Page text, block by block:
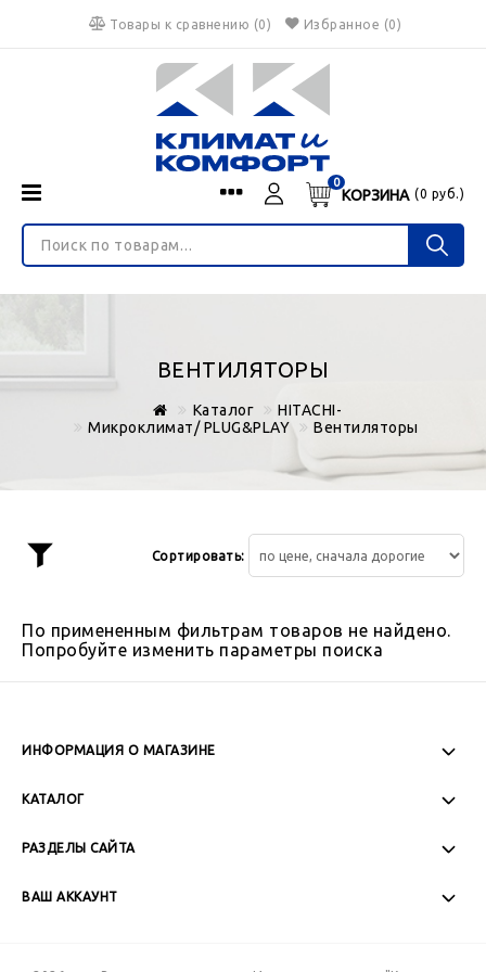
Товары к сравнению (0) Избранное (0)
Menu
Войти
€ руб.
КОРЗИНА
0
(0 руб.)
О нас
НЕ ЯВЛЯЕТСЯ ПУБЛИЧНОЙ ОФЕРТОЙ
Доставка и оплата
Блог
Контакты
ВЕНТИЛЯТОРЫ
Каталог
HITACHI-
Микроклимат/ PLUG&PLAY
Вентиляторы
Сортировать:
По примененным фильтрам товаров не найдено.
Попробуйте изменить параметры поиска
ИНФОРМАЦИЯ О МАГАЗИНЕ
Сб-Вс: Выходной
КАТАЛОГ
РАЗДЕЛЫ САЙТА
ВАШ АККАУНТ